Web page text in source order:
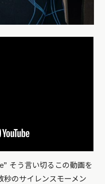
そう言い切るこの動画を
秒のサイレンスモーメン